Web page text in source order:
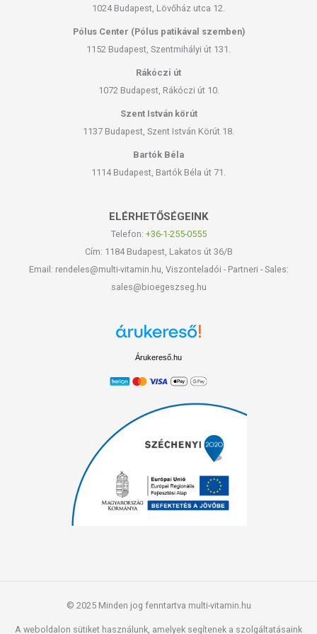
használatát beszélje meg kezelőorvosával. Az ajánlott napi
összetevők bármelyikére érzékeny vagy allergiás! Kisgyermektől
elzárva tartandó!
1024 Budapest, Lövőház utca 12.
Pólus Center (Pólus patikával szemben)
1152 Budapest, Szentmihályi út 131.
Rákóczi út
1072 Budapest, Rákóczi út 10.
Szent István körút
1137 Budapest, Szent István Körút 18.
Bartók Béla
1114 Budapest, Bartók Béla út 71.
ELÉRHETŐSÉGEINK
Telefon: +36-1-255-0555
Cím: 1184 Budapest, Lakatos út 36/B
Email: rendeles@multi-vitamin.hu, Viszonteladói - Partneri - Sales:
sales@bioegeszseg.hu
Árukereső.hu
© 2025 Minden jog fenntartva multi-vitamin.hu
A weboldalon sütiket használunk, amelyek segítenek a szolgáltatásaink